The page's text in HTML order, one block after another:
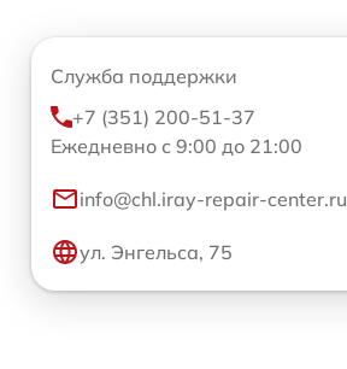
Служба поддержки
+7 (351) 200-51-37
Ежедневно с 9:00 до 21:00
info@chl.iray-repair-center.ru
ул. Энгельса, 75